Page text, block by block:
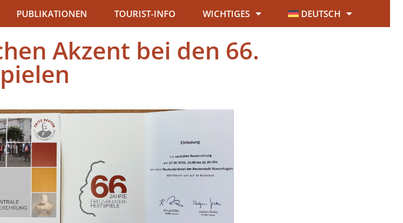
PUBLIKATIONEN TOURIST-INFO WICHTIGES DEUTSCH
Akzent bei den 66.